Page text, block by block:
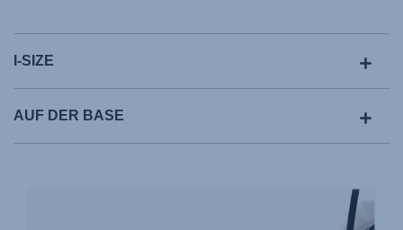
I-SIZE
AUF DER BASE